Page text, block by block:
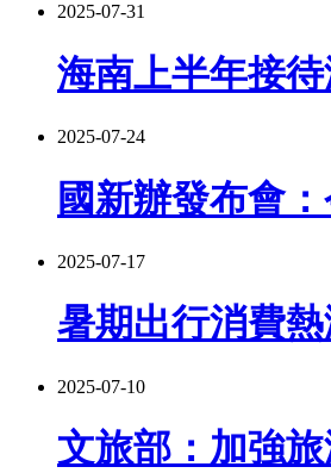
2025-07-31
海南上半年接待
2025-07-24
國新辦發布會
2025-07-17
暑期出行消費
2025-07-10
文旅部：加強